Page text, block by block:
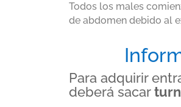
Todos los males
de abdomen debido al
Para adquirir
deberá sacar